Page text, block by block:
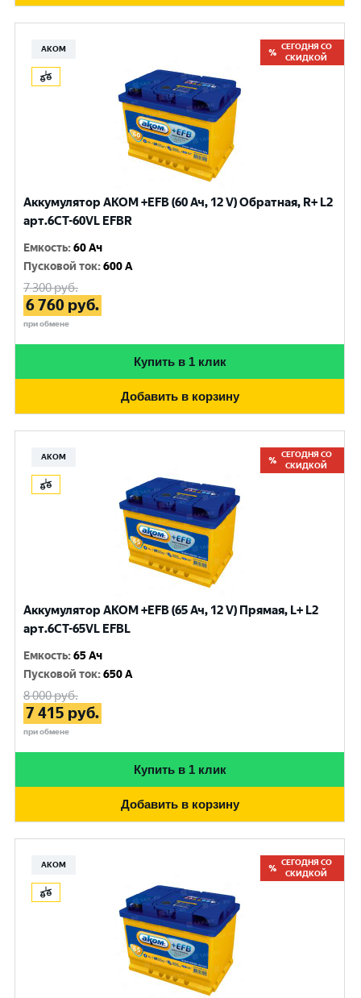
АКОМ
СЕГОДНЯ СО
СКИДКОЙ
Аккумулятор AKOM +EFB (60 Ач, 12 V) Обратная, R+ L2
арт.6CТ-60VL EFBR
Емкость:60 Ач
Пусковой ток:600 A
7 300руб.
6 760 руб.
при обмене
Купить в 1 клик
Добавить в корзину
АКОМ
СЕГОДНЯ СО
СКИДКОЙ
Аккумулятор AKOM +EFB (65 Ач, 12 V) Прямая, L+ L2
арт.6СТ-65VL EFBL
Емкость:65 Ач
Пусковой ток:650 A
8 000руб.
7 415 руб.
при обмене
Купить в 1 клик
Добавить в корзину
АКОМ
СЕГОДНЯ СО
СКИДКОЙ